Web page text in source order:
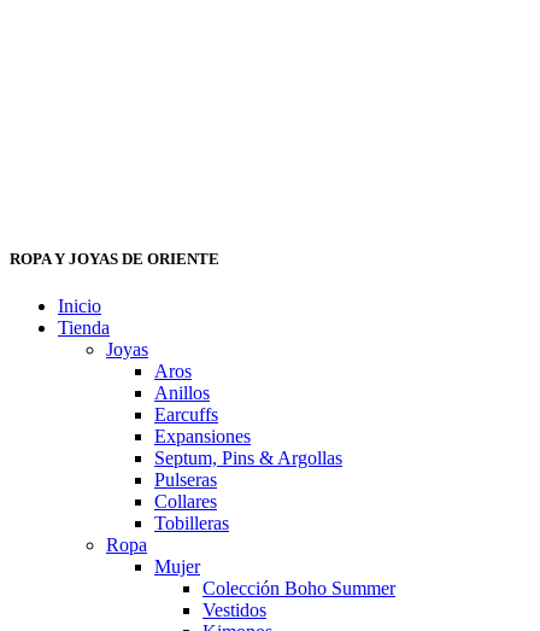
ROPA Y JOYAS DE ORIENTE
Inicio
Tienda
Joyas
Aros
Anillos
Earcuffs
Expansiones
Septum, Pins & Argollas
Pulseras
Collares
Tobilleras
Ropa
Mujer
Colección Boho Summer
Vestidos